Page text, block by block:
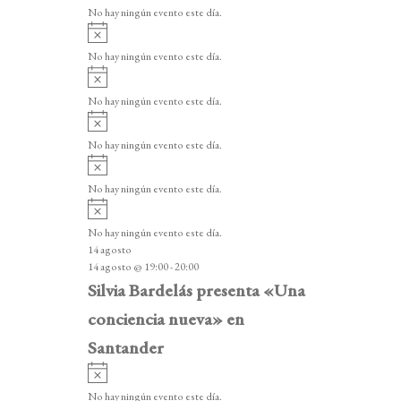
e
n
t
o
s
o
i
o
No hay ningún evento este día.
v
i
o
No hay ningún evento este día.
A
v
i
o
No hay ningún evento este día.
A
v
i
o
No hay ningún evento este día.
v
i
o
No hay ningún evento este día.
v
i
s
o
No hay ningún evento este día.
14 agosto
14 agosto @ 19:00-20:00
Silvia Bardelás presenta «Una
conciencia nueva» en
Santander
v
No hay ningún evento este día.